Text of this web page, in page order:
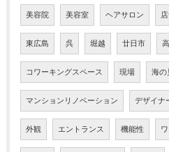
美容院 美容室 ヘアサロン
東広島 呉 堀越 廿日市
コワーキングスペース 現場 海の
マンションリノベーション デザイナ
外観 エントランス 機能性